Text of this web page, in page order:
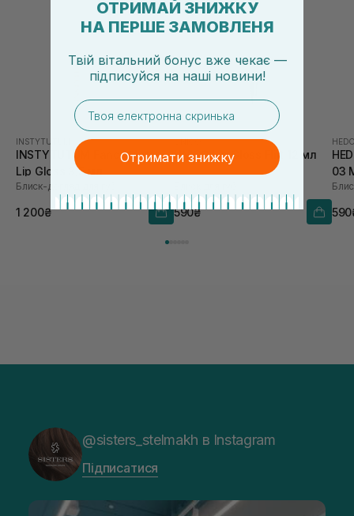
INSTYTUTUM
INSTYTUTUM Fancy Match
Lip Gloss 3,5 мл
Блиск-догляд для губ
1 200₴
UNICO
UNICO Lip Gloss Flirt 12 мл
590₴
03
@sisters_stelmakh в Instagram
Підписатися
ОТРИМАЙ ЗНИЖКУ
НА ПЕРШЕ ЗАМОВЛЕНЯ
Твій вітальний бонус вже чекає —
підписуйся на наші новини!
email
Отримати знижку